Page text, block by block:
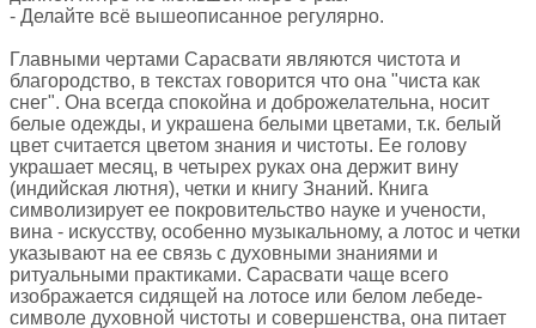
- Делайте всё вышеописанное регулярно.
Главными чертами Сарасвати являются чистота и
благородство, в текстах говорится что она "чиста как
снег". Она всегда спокойна и доброжелательна, носит
белые одежды, и украшена белыми цветами, т.к. белый
цвет считается цветом знания и чистоты. Ее голову
украшает месяц, в четырех руках она держит вину
(индийская лютня), четки и книгу Знаний. Книга
символизирует ее покровительство науке и учености,
вина - искусству, особенно музыкальному, а лотос и четки
указывают на ее связь с духовными знаниями и
ритуальными практиками. Сарасвати чаще всего
изображается сидящей на лотосе или белом лебеде-
символе духовной чистоты и совершенства, она питает